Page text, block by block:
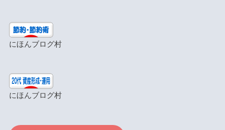
にほんブログ村
にほんブログ村